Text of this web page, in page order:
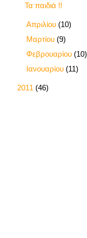
Τα παιδιά !!
Απριλίου (10)
Μαρτίου (9)
Φεβρουαρίου (10)
Ιανουαρίου (11)
2011 (46)